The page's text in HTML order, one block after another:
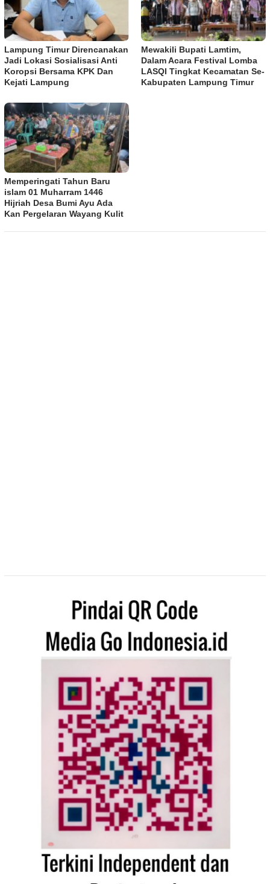
Lampung Timur Direncanakan
Jadi Lokasi Sosialisasi Anti
Koropsi Bersama KPK Dan
Kejati Lampung
Mewakili Bupati Lamtim,
Dalam Acara Festival Lomba
LASQI Tingkat Kecamatan Se-
Kabupaten Lampung Timur
Memperingati Tahun Baru
islam 01 Muharram 1446
Hijriah Desa Bumi Ayu Ada
Kan Pergelaran Wayang Kulit